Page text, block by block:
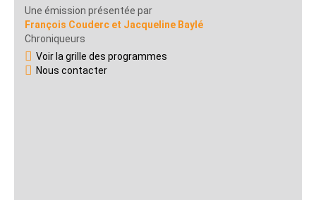
Une émission présentée par
François Couderc et Jacqueline Baylé
Chroniqueurs
Voir la grille des programmes
Nous contacter